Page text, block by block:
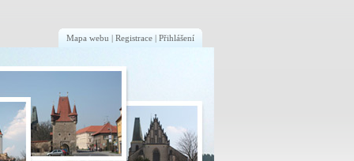
Mapa webu | Registrace | Přihlášení